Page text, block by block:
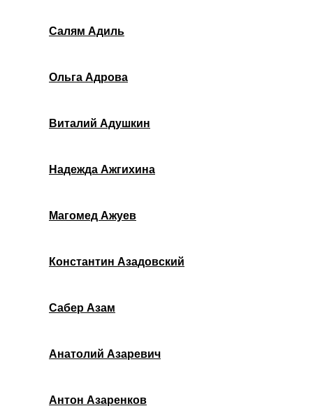
Салям Адиль
Ольга Адрова
Виталий Адушкин
Надежда Ажгихина
Магомед Ажуев
Константин Азадовский
Сабер Азам
Анатолий Азаревич
Антон Азаренков